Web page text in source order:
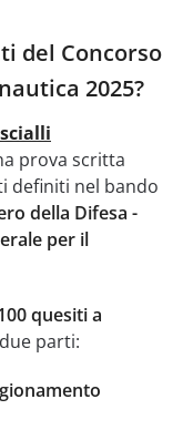
del Concorso
2025?
prova scritta
definiti nel bando
della Difesa -
per il
quesiti a
parti: